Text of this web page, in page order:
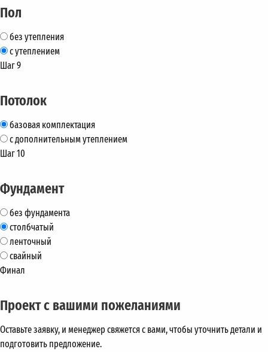
Пол
без утепления
с утеплением
Шаг 9
Потолок
базовая комплектация
с дополнительным утеплением
Шаг 10
Фундамент
без фундамента
столбчатый
ленточный
свайный
Финал
Проект с вашими пожеланиями
Оставьте заявку, и менеджер свяжется с вами, чтобы уточнить детали и
подготовить предложение.